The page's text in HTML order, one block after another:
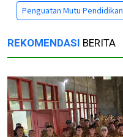
Penguatan Mutu Pendidikan
REKOMENDASI BERITA